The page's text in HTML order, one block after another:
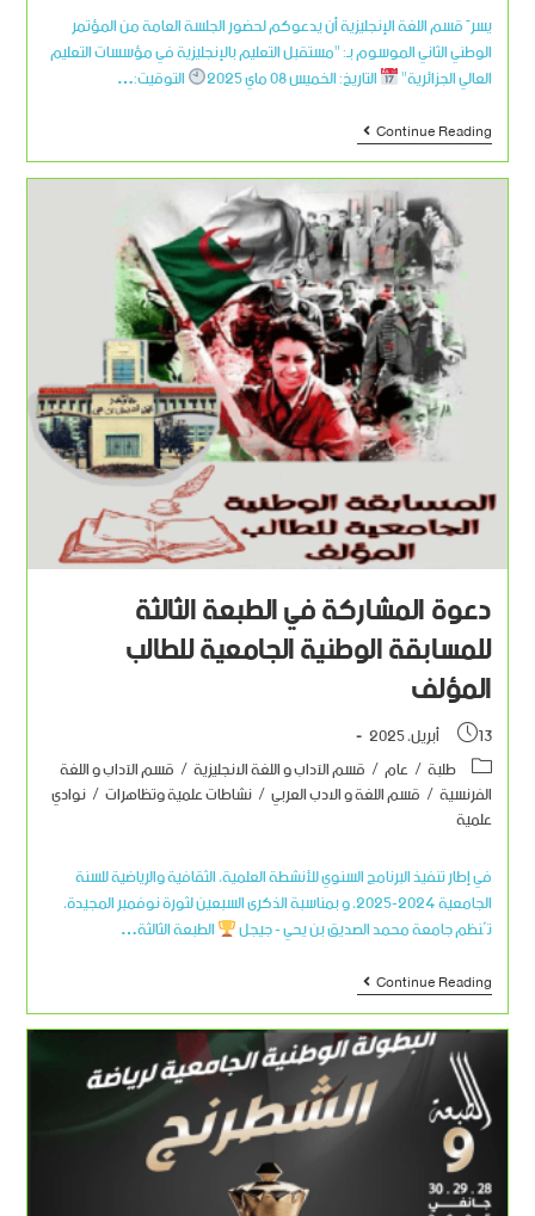
يسرّ قسم اللغة الإنجليزية أن يدعوكم لحضور الجلسة العامة من المؤتمر
الوطني الثاني الموسوم بـ: "مستقبل التعليم بالإنجليزية في مؤسسات التعليم
العالي الجزائرية" التاريخ: الخميس 08 ماي 2025 التوقيت:…
Continue Reading
دعوة المشاركة في الطبعة الثالثة
للمسابقة الوطنية الجامعية للطالب
المؤلف
13 أبريل، 2025
طلبة/عام/ قسم الآداب و اللغة الانجليزية/ قسم الآداب و اللغة
الفرنسية/ قسم اللغة و الادب العربي/نشاطات علمية وتظاهرات/نوادي
علمية
في إطار تنفيذ البرنامج السنوي للأنشطة العلمية، الثقافية والرياضية للسنة
الجامعية 2024-2025، و بمناسبة الذكرى السبعين لثورة نوفمبر المجيدة،
تُنظم جامعة محمد الصديق بن يحي - جيجل الطبعة الثالثة…
Continue Reading